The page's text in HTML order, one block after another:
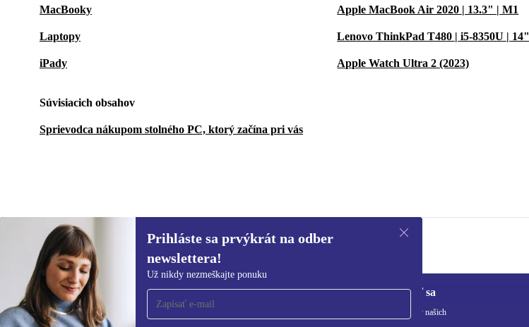
MacBooky
Laptopy
iPady
Apple MacBook Air 2020 | 13.3" | M1
Lenovo ThinkPad T480 | i5-8350U | 14"
Apple Watch Ultra 2 (2023)
Súvisiacich obsahov
Sprievodca nákupom stolného PC, ktorý začína pri vás
1 319,00 €
Prihláste sa prvýkrát na odber
newslettera!
Už nikdy nezmeškajte ponuku
Prihláste sa prvýkrát na
newsletter!
Už nikdy nezmeškajte ponuku.
Zaregistrovať sa
Informácie o používaní osobných údajov nájdete v našich